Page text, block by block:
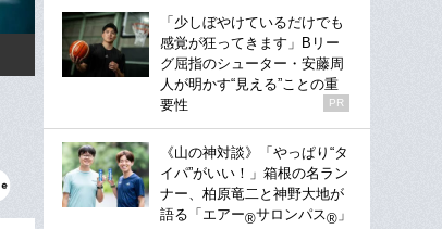
「少しぼやけているだけでも
感覚が狂ってきます」Bリー
グ屈指のシューター・安藤周
人が明かす“見える”ことの重
要性
PR
《山の神対談》「やっぱり“タ
イパ”がいい！」箱根の名ラン
ナー、柏原竜二と神野大地が
語る「エアー®サロンパス® 」